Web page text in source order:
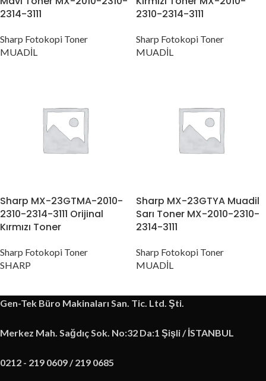
2314-3111
Sharp Fotokopi Toner
MUADİL
2310-2314-3111
Sharp Fotokopi Toner
MUADİL
Sharp MX-23GTMA-2010-
2310-2314-3111 Orijinal
Kırmızı Toner
Sharp Fotokopi Toner
SHARP
Sharp MX-23GTYA Muadil
Sarı Toner MX-2010-2310-
2314-3111
Sharp Fotokopi Toner
MUADİL
Gen-Tek Büro Makinaları San. Tic. Ltd. Şti.
Merkez Mah. Sağdıç Sok. No:32 Da:1 Şişli / İSTANBUL
0212 - 219 0609 / 219 0685